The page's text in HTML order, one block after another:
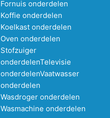
Fornuis onderdelen
Koffie onderdelen
Koelkast onderdelen
Oven onderdelen
Stofzuiger
onderdelenTelevisie
onderdelenVaatwasser
onderdelen
Wasdroger onderdelen
Wasmachine onderdelen